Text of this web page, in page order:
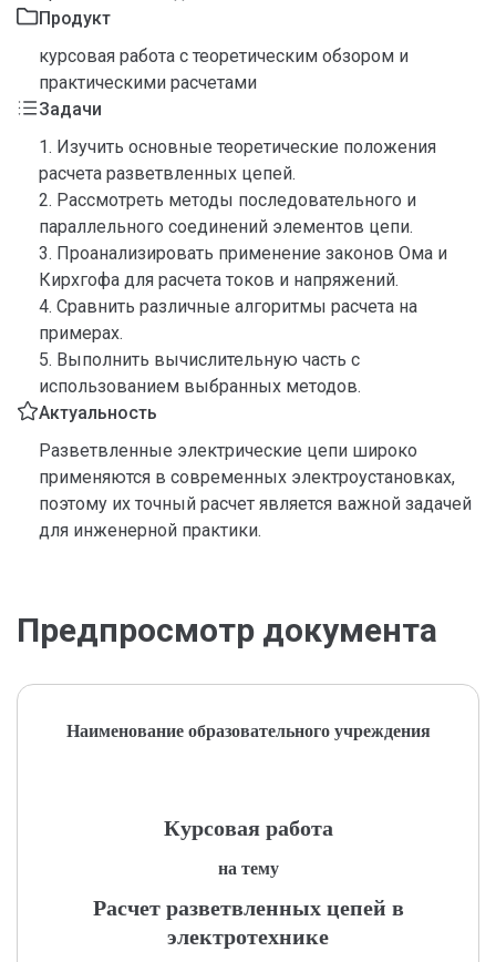
Продукт
курсовая работа с теоретическим обзором и
практическими расчетами
Задачи
1. Изучить основные теоретические положения
расчета разветвленных цепей.
2. Рассмотреть методы последовательного и
параллельного соединений элементов цепи.
3. Проанализировать применение законов Ома и
Кирхгофа для расчета токов и напряжений.
4. Сравнить различные алгоритмы расчета на
примерах.
5. Выполнить вычислительную часть с
использованием выбранных методов.
Актуальность
Разветвленные электрические цепи широко
применяются в современных электроустановках,
поэтому их точный расчет является важной задачей
для инженерной практики.
Предпросмотр документа
Наименование образовательного учреждения
Курсовая работа
на тему
Расчет разветвленных цепей в
электротехнике